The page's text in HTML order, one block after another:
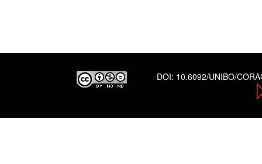
DOI: 10.6092/UNIBO/